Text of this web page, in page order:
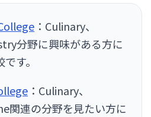
：Culinary、
分野に興味がある方に
す。
：Culinary、
関連の分野を見たい方に